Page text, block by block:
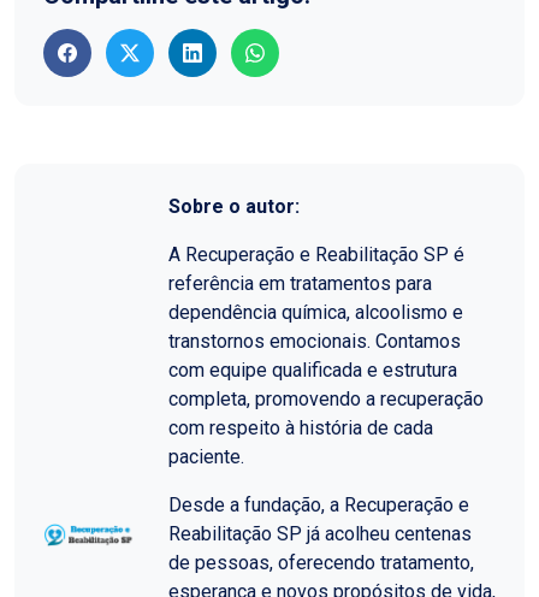
Sobre o autor:
A Recuperação e Reabilitação SP é
referência em tratamentos para
dependência química, alcoolismo e
transtornos emocionais. Contamos
com equipe qualificada e estrutura
completa, promovendo a recuperação
com respeito à história de cada
paciente.
Desde a fundação, a Recuperação e
Reabilitação SP já acolheu centenas
de pessoas, oferecendo tratamento,
esperança e novos propósitos de vida,